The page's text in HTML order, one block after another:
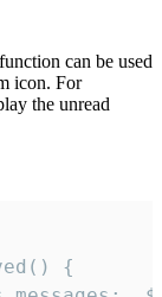
can be used
icon. For
the unread
{